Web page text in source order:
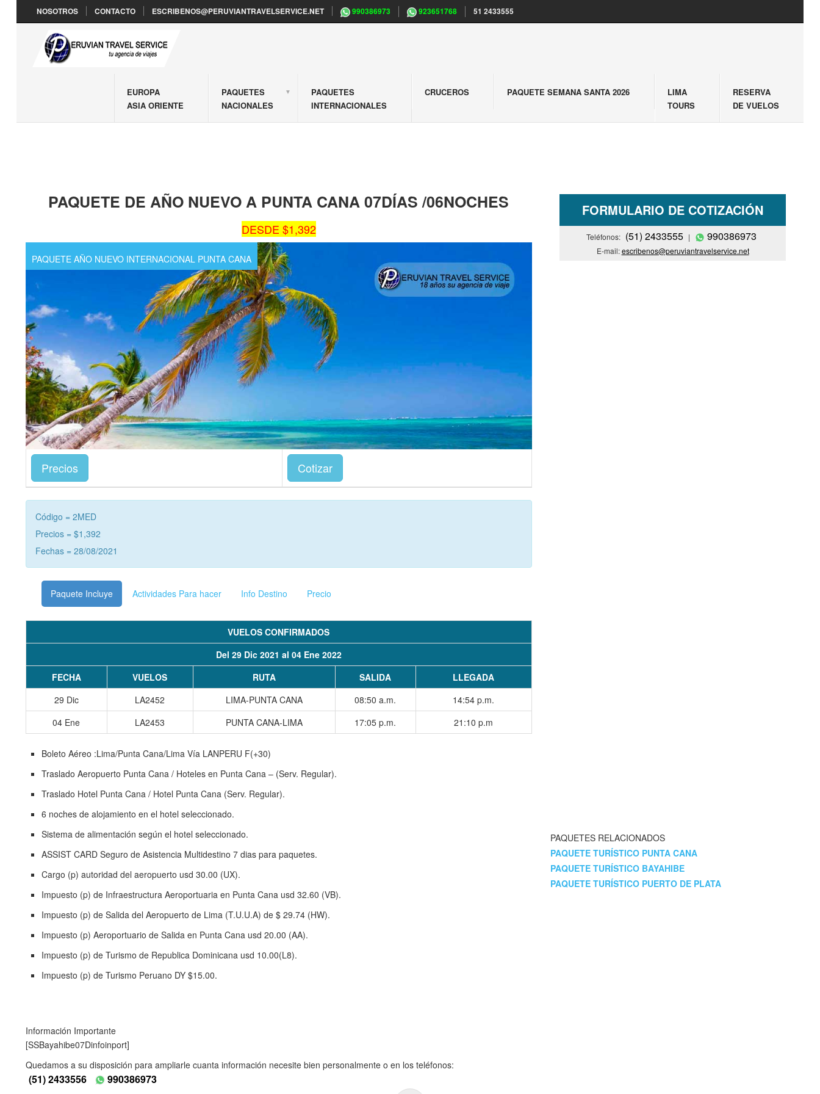
NOSOTROS CONTACTO ESCRIBENOS@PERUVIANTRAVELSERVICE.NET 990386973 923651768 51 2433555
EUROPA
ASIA ORIENTE
PAQUETES
NACIONALES
PAQUETES
INTERNACIONALES
CRUCEROS PAQUETE SEMANA SANTA 2026
LIMA
TOURS
RESERVA
DE VUELOS
PAQUETE DE AÑO NUEVO A PUNTA CANA 07DÍAS /06NOCHES
DESDE $1,392
PAQUETE AÑO NUEVO INTERNACIONAL PUNTA CANA
Precios Cotizar
Código = 2MED
Precios = $1,392
Fechas = 28/08/2021
Paquete Incluye Actividades Para hacer Info Destino Precio
VUELOS CONFIRMADOS
Del 29 Dic 2021 al 04 Ene 2022
FECHA
VUELOS RUTA SALIDA
LLEGADA
29 Dic
LA2452 LIMA-PUNTA CANA 08:50 a.m.
14:54 p.m.
04 Ene
LA2453 PUNTA CANA-LIMA 17:05 p.m. 21:10 p.m
Boleto Aéreo :Lima/Punta Cana/Lima Vía LANPERU F(+30)
Traslado Aeropuerto Punta Cana / Hoteles en Punta Cana – (Serv. Regular).
Traslado Hotel Punta Cana / Hotel Punta Cana (Serv. Regular).
6 noches de alojamiento en el hotel seleccionado.
Sistema de alimentación según el hotel seleccionado.
ASSIST CARD Seguro de Asistencia Multidestino 7 dias para paquetes.
Cargo (p) autoridad del aeropuerto usd 30.00 (UX).
Impuesto (p) de Infraestructura Aeroportuaria en Punta Cana usd 32.60 (VB).
Impuesto (p) de Salida del Aeropuerto de Lima (T.U.U.A) de $ 29.74 (HW).
Impuesto (p) Aeroportuario de Salida en Punta Cana usd 20.00 (AA).
Impuesto (p) de Turismo de Republica Dominicana usd 10.00(L8).
Impuesto (p) de Turismo Peruano DY $15.00.
Información Importante
[SSBayahibe07Dinfoinport]
Quedamos a su disposición para ampliarle cuanta información necesite bien personalmente o en los teléfonos:
(51) 2433556 990386973
FORMULARIO DE COTIZACIÓN
Teléfonos: (51) 2433555 | 990386973
E-mail:escribenos@peruviantravelservice.net
PAQUETES RELACIONADOS
PAQUETE TURÍSTICO PUNTA CANA
PAQUETE TURÍSTICO BAYAHIBE
PAQUETE TURÍSTICO PUERTO DE PLATA